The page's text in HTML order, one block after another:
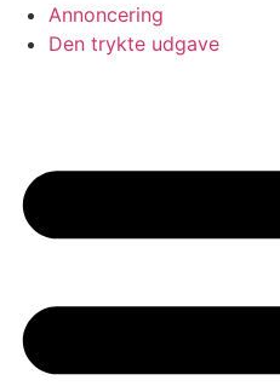
Annoncering
Den trykte udgave